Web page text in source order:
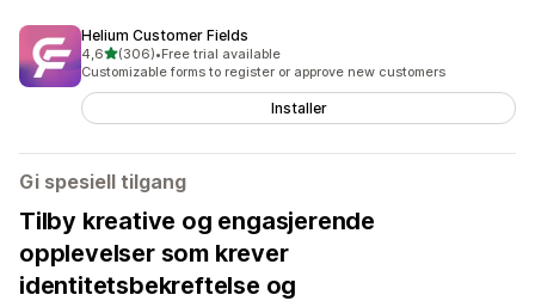
Helium Customer Fields
4,6av 5 stjerner
(306)
Totalt 306 omtaler
•Free trial available
Customizable forms to register or approve new customers
Installer
Gi spesiell tilgang
Tilby kreative og engasjerende
opplevelser som krever
identitetsbekreftelse og